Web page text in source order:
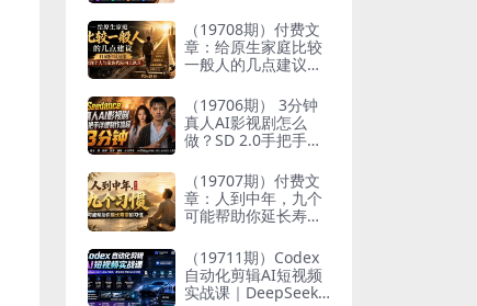
品矩阵×内容笔记×一
人公司进阶×全链路
（19708期）付费文
章：给原生家庭比较
一般人的几点建议，
个人与家族代际向上
跃升
（19706期） 3分钟
真人AI影视剧怎么
做？SD 2.0手把手完
eld 14天SD 2.0/2.5
无限生成
（19707期）付费文
章：人到中年，九个
可能帮助你延长寿命
（19711期）Codex
自动化剪辑AI短视频
实战课｜DeepSeek